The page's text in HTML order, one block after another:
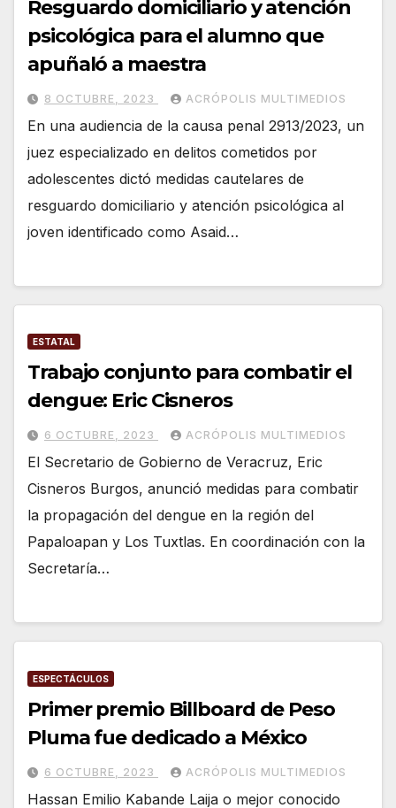
Resguardo domiciliario y atención
psicológica para el alumno que
apuñaló a maestra
8 OCTUBRE, 2023 ACRÓPOLIS MULTIMEDIOS
En una audiencia de la causa penal 2913/2023, un
juez especializado en delitos cometidos por
adolescentes dictó medidas cautelares de
resguardo domiciliario y atención psicológica al
joven identificado como Asaid…
ESTATAL
Trabajo conjunto para combatir el
dengue: Eric Cisneros
6 OCTUBRE, 2023 ACRÓPOLIS MULTIMEDIOS
El Secretario de Gobierno de Veracruz, Eric
Cisneros Burgos, anunció medidas para combatir
la propagación del dengue en la región del
Papaloapan y Los Tuxtlas. En coordinación con la
Secretaría…
ESPECTÁCULOS
Primer premio Billboard de Peso
Pluma fue dedicado a México
6 OCTUBRE, 2023 ACRÓPOLIS MULTIMEDIOS
Hassan Emilio Kabande Laija o mejor conocido